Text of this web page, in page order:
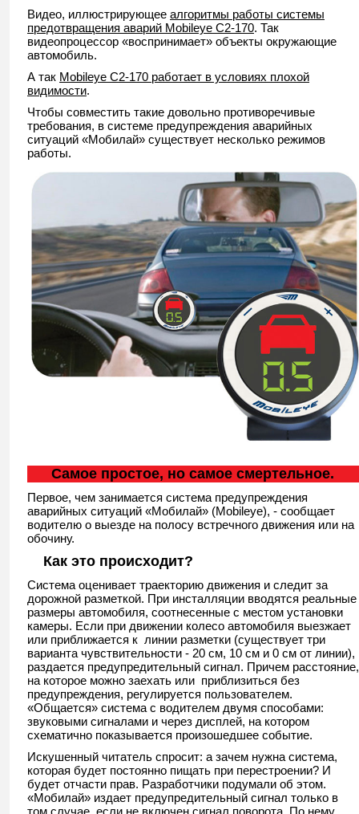
Видео, иллюстрирующее алгоритмы работы системы
предотвращения аварий Mobileye C2-170. Так
видеопроцессор «воспринимает» объекты окружающие
автомобиль.
А так Mobileye C2-170 работает в условиях плохой
видимости.
Чтобы совместить такие довольно противоречивые
требования, в системе предупреждения аварийных
ситуаций «Мобилай» существует несколько режимов
работы.
Самое простое, но самое смертельное.
Первое, чем занимается система предупреждения
аварийных ситуаций «Мобилай» (Mobileye), - сообщает
водителю о выезде на полосу встречного движения или на
обочину.
Как это происходит?
Система оценивает траекторию движения и следит за
дорожной разметкой. При инсталляции вводятся реальные
размеры автомобиля, соотнесенные с местом установки
камеры. Если при движении колесо автомобиля выезжает
или приближается к линии разметки (существует три
варианта чувствительности - 20 см, 10 см и 0 см от линии),
раздается предупредительный сигнал. Причем расстояние,
на которое можно заехать или приблизиться без
предупреждения, регулируется пользователем.
«Общается» система с водителем двумя способами:
звуковыми сигналами и через дисплей, на котором
схематично показывается произошедшее событие.
Искушенный читатель спросит: а зачем нужна система,
которая будет постоянно пищать при перестроении? И
будет отчасти прав. Разработчики подумали об этом.
«Мобилай» издает предупредительный сигнал только в
том случае, если не включен сигнал поворота. По нему